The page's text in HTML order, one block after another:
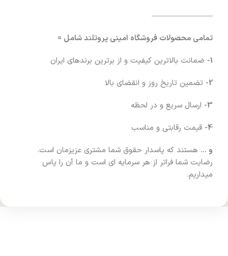
————————
تمامی محصولات فروشگاه امینی پروتلند شامل =
1- ضمانت بالاترین کیفیت و از برترین برندهای ایران
2- تضمین تاریخ روز و انقضای بالا
3- ارسال سریع و در لحظه
4- قیمت رقابتی و مناسب
و … هستند که پاسدار حقوق شما مشتری عزیزمان است.
رضایت شما فراتر از هر سرمایه ای است و ما آن را پاس
میداریم.